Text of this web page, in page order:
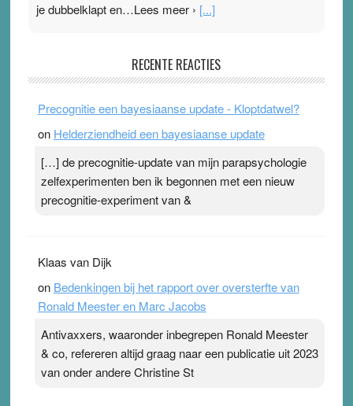
je dubbelklapt en…Lees meer › [...]
Ward van Beek
topsporters. Ze hopen ermee hun hartslag te verlagen
terwijl ze meer zuurstof opnemen. Daarop heeft zo’n
ademen’ kan goud waard zijn. Door…Lees meer
Pleisterplakkers in de topspsort ›[...]
RECENTE REACTIES
Precognitie een bayesiaanse update - Kloptdatwel?
on Helderziendheid een bayesiaanse update
[…] de precognitie-update van mijn parapsychologie
zelfexperimenten ben ik begonnen met een nieuw
precognitie-experiment van &
Klaas van Dijk
on Bedenkingen bij het rapport over oversterfte van
Ronald Meester en Marc Jacobs
Antivaxxers, waaronder inbegrepen Ronald Meester
& co, refereren altijd graag naar een publicatie uit 2023
van onder andere Christine St